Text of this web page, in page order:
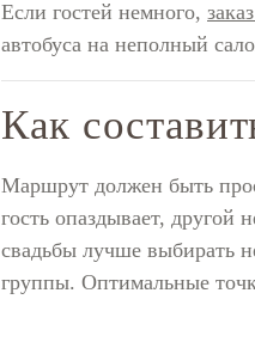
Если гостей немного,
автобуса на неполный
Как
Маршрут должен быть
гость опаздывает, другой
свадьбы лучше выбирать
группы. Оптимальные